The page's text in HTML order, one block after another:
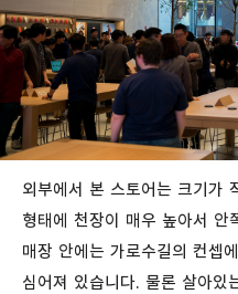
외부에서 본 스토어는 크기가
형태에 천장이 매우 높아서 안
매장 안에는 가로수길의 컨셉
심어져 있습니다. 물론 살아있